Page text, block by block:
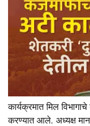
कार्यक्रमात मिल
करण्यात आले. अध्यक्ष